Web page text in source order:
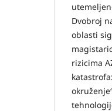
Dvobroj
oblasti
rizicima